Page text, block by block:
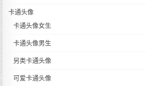
卡通头像
卡通头像女生
卡通头像男生
另类卡通头像
可爱卡通头像